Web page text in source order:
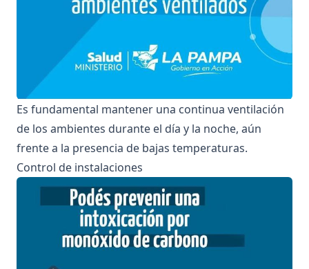
Es fundamental mantener una continua ventilación
de los ambientes durante el día y la noche, aún
frente a la presencia de bajas temperaturas.
Control de instalaciones